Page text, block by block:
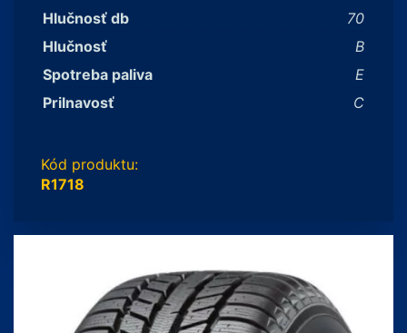
Hlučnosť db
70
Hlučnosť
B
Spotreba paliva
E
Prilnavosť
C
Kód produktu:
R1718